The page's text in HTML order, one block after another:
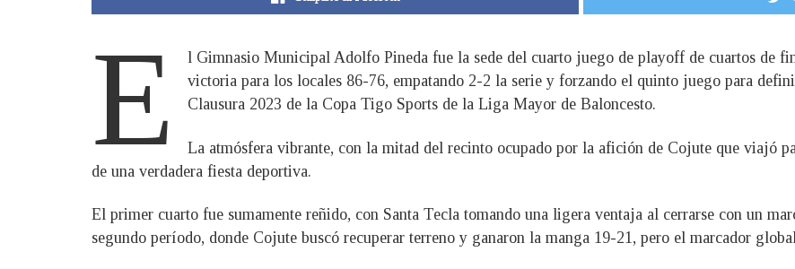
E
l Gimnasio Municipal Adolfo Pineda fue la sede del cuarto juego de playoff de cuartos de
victoria para los locales 86-76, empatando 2-2 la serie y forzando el quinto juego para
Clausura 2023 de la Copa Tigo Sports de la Liga Mayor de Baloncesto.
La atmósfera vibrante, con la mitad del recinto ocupado por la afición de Cojute que viajó
de una verdadera fiesta deportiva.
El primer cuarto fue sumamente reñido, con Santa Tecla tomando una ligera ventaja al cerrarse con un
segundo período, donde Cojute buscó recuperar terreno y ganaron la manga 19-21, pero el marcador